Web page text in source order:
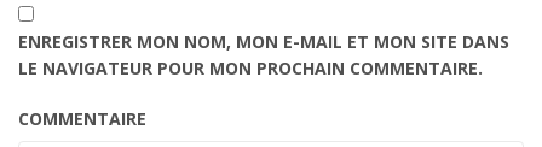
ENREGISTRER MON NOM, MON E-MAIL ET MON SITE DANS
LE NAVIGATEUR POUR MON PROCHAIN COMMENTAIRE.
COMMENTAIRE